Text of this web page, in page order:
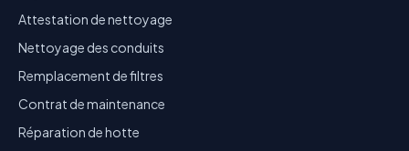
Attestation de nettoyage
Nettoyage des conduits
Remplacement de filtres
Contrat de maintenance
Réparation de hotte